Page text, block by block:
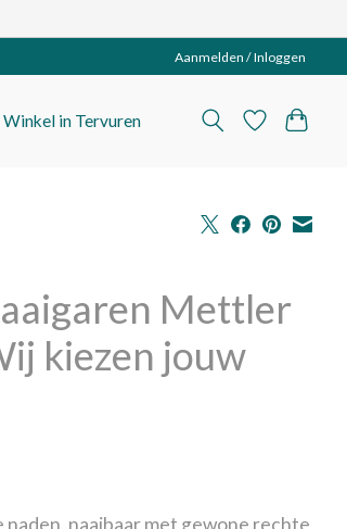
Aanmelden / Inloggen
Winkel in Tervuren
Mettler
kiezen jouw
naaibaar met gewone rechte